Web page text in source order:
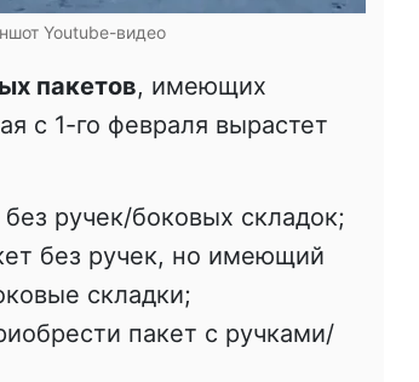
Youtube-видео
пакетов, имеющих
с 1-го февраля вырастет
ручек/боковых складок;
без ручек, но имеющий
складки;
пакет с ручками/